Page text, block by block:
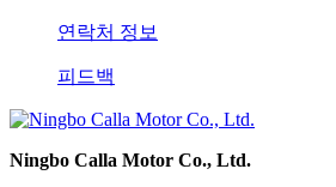
연락처 정보
피드백
Ningbo Calla Motor Co., Ltd.